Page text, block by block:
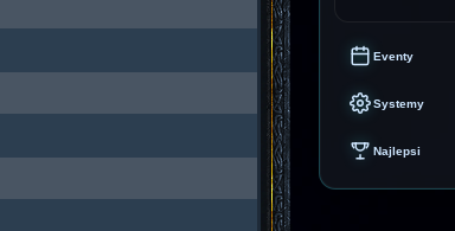
Eventy
Systemy
Najlepsi